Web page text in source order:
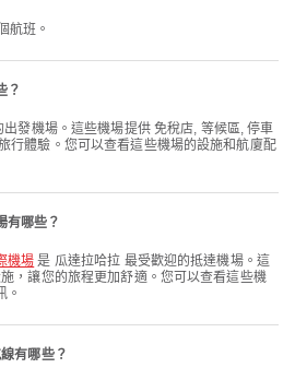
航班。
？
發機場。這些機場提供 免稅店, 等候區, 停車
行體驗。您可以查看這些機場的設施和航廈配
有哪些？
機場 是 瓜達拉哈拉 最受歡迎的抵達機場。這
，讓您的旅程更加舒適。您可以查看這些機
。
有哪些？